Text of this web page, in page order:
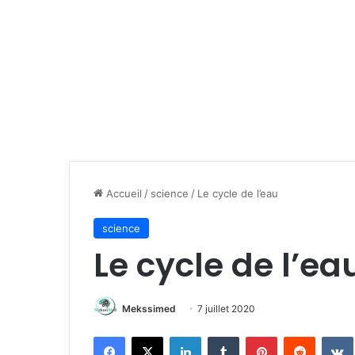
Accueil / science / Le cycle de l’eau
science
Le cycle de
Mekssimed 7 juillet 2020